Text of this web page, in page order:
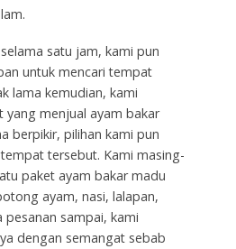
satu jam, kami pun
untuk mencari tempat
lama kemudian, kami
yang menjual ayam bakar
berpikir, pilihan kami pun
tersebut. Kami masing-
paket ayam bakar madu
ayam, nasi, lalapan,
pesanan sampai, kami
dengan semangat sebab